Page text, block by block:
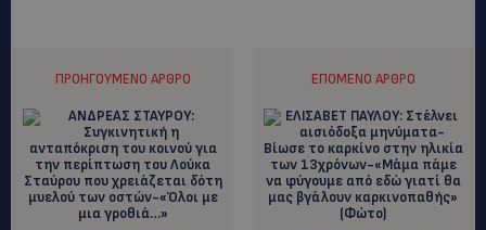
ΠΡΟΗΓΟΎΜΕΝΟ ΆΡΘΡΟ ΕΠΌΜΕΝΟ ΆΡΘΡΟ